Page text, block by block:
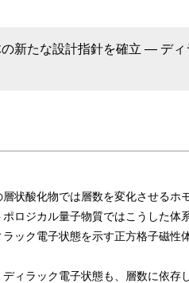
の新たな設計指針を確立 ― デ
状酸化物では層数を変化させるホ
ロジカル量子物質ではこうした体
ラック電子状態を示す正方格子磁
ィラック電子状態も、層数に依